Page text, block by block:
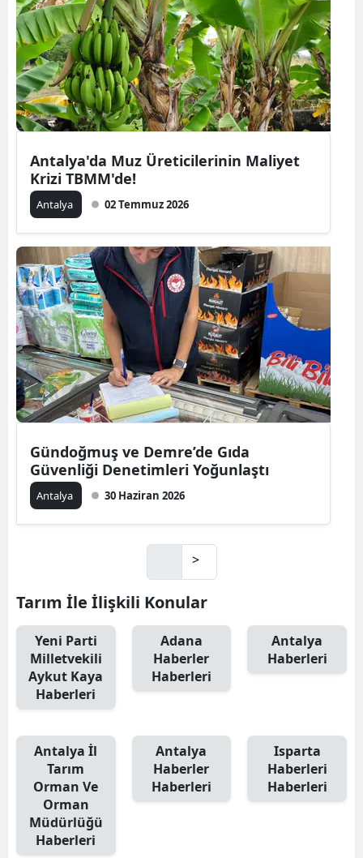
Antalya'da Muz Üreticilerinin Maliyet
Krizi TBMM'de!
Antalya 02 Temmuz 2026
Gündoğmuş ve Demre’de Gıda
Güvenliği Denetimleri Yoğunlaştı
Antalya 30 Haziran 2026
>
Tarım İle İlişkili Konular
Yeni Parti
Milletvekili
Aykut Kaya
Haberleri
Adana
Haberler
Haberleri
Antalya
Haberleri
Antalya İl
Tarım
Orman Ve
Orman
Müdürlüğü
Haberleri
Antalya
Haberler
Haberleri
Isparta
Haberleri
Haberleri